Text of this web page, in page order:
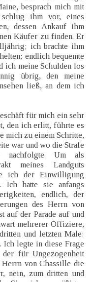
besprach mich mit
schlug ihm vor, eines
dessen Ankauf ihm
Käufer zu finden. Er
ich brachte ihm
endlich bequemte
ich meine Schulden los
übrig, den meine
ließ, an dem ich
für mich ein sehr
den ich erlitt, führte es
mich zu einem Schritte,
war und wo die Strafe
nachfolgte. Um als
meines Landguts
ich der Einwilligung
Ich hatte sie anfangs
endlich, der
des Herrn von
auf der Parade auf und
mehrerer Offiziere,
und letzten Male:
legte in diese Frage
der für Ungezogenheit
von Chassille die
nein, zum dritten und